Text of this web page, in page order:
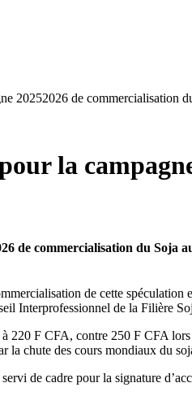
20252026 de commercialisation
la
de commercialisation du Soja
de cette
Interprofessionnel de la Filière
220 F CFA, contre 250 F CFA
la chute des cours mondiaux du
de cadre pour la signature